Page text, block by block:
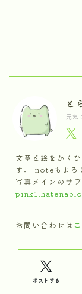
と
元気
文章と絵をかく
す。 noteもよろ
写真メインのサ
お問い合わせは
ポストする